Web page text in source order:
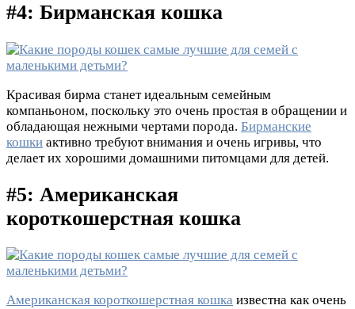
#4: Бирманская кошка
Красивая бирма станет идеальным семейным
компаньоном, поскольку это очень простая в обращении и
обладающая нежными чертами порода. Бирманские
кошки активно требуют внимания и очень игривы, что
делает их хорошими домашними питомцами для детей.
#5: Американская
короткошерстная кошка
Американская короткошерстная кошка известна как очень